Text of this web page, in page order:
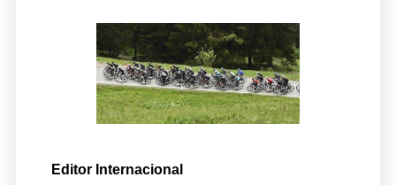
Editor Internacional